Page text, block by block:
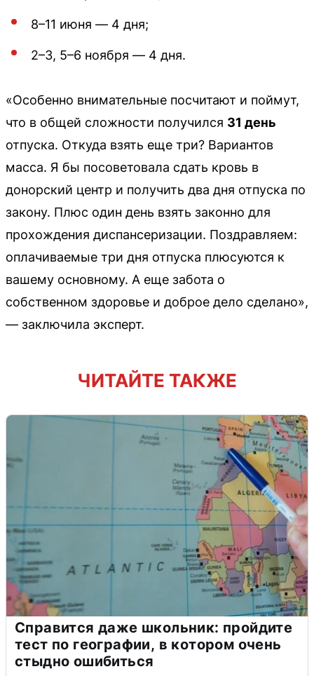
8–11 июня — 4 дня;
2–3, 5–6 ноября — 4 дня.
«Особенно внимательные посчитают и поймут,
что в общей сложности получился 31 день
отпуска. Откуда взять еще три? Вариантов
масса. Я бы посоветовала сдать кровь в
донорский центр и получить два дня отпуска по
закону. Плюс один день взять законно для
прохождения диспансеризации. Поздравляем:
оплачиваемые три дня отпуска плюсуются к
вашему основному. А еще забота о
собственном здоровье и доброе дело сделано»,
— заключила эксперт.
ЧИТАЙТЕ ТАКЖЕ
Справится даже школьник: пройдите
тест по географии, в котором очень
стыдно ошибиться